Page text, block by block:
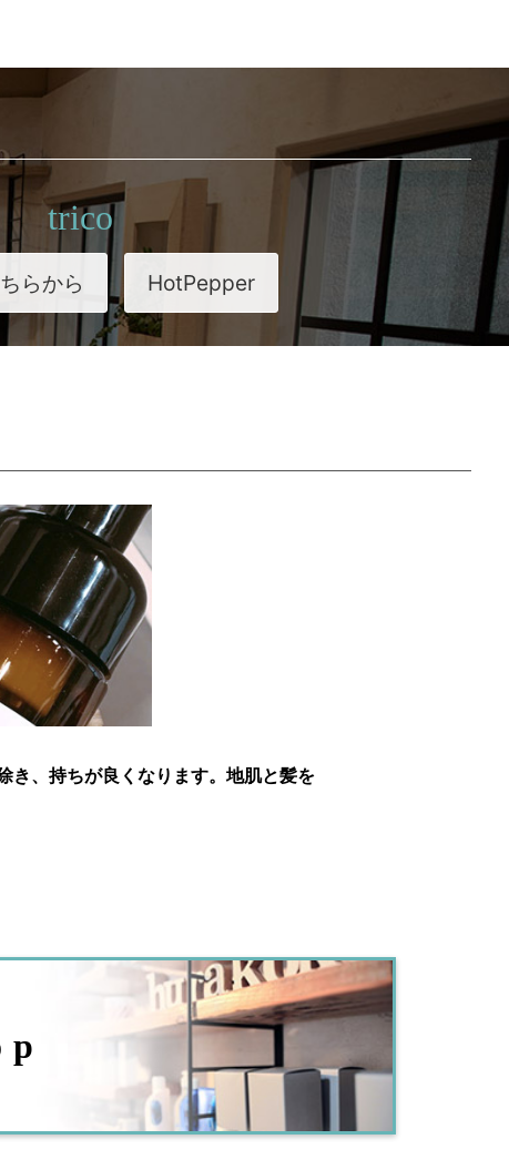
trico
らから HotPepper
き、持ちが良くなります。地肌と髪を